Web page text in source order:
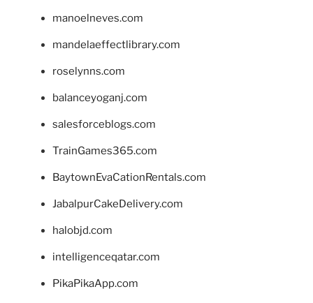
manoelneves.com
mandelaeffectlibrary.com
roselynns.com
balanceyoganj.com
salesforceblogs.com
TrainGames365.com
BaytownEvaCationRentals.com
JabalpurCakeDelivery.com
halobjd.com
intelligenceqatar.com
PikaPikaApp.com